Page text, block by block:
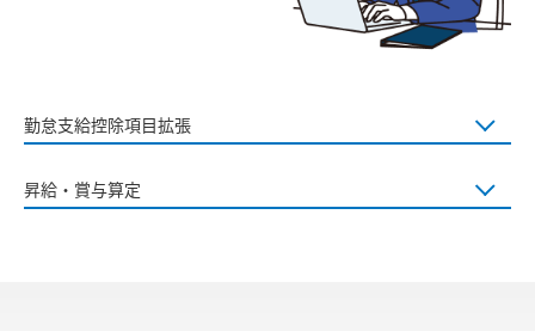
勤怠支給控除項目拡張
昇給・賞与算定